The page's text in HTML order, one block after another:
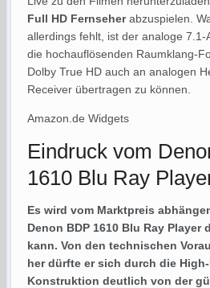
Full HD Fernseherabzuspielen.
allerdings fehlt, ist der analoge 7.1-
die hochauflösenden Raumklang-
Dolby True HD auch an analogen
Receiver übertragen zu können.
Amazon.de Widgets
Eindruck vom
1610 Blu Ray
Es wird vom Marktpreis
Denon BDP 1610 Blu Ray Player
kann. Von den technischen
her dürfte er sich durch die
Konstruktion deutlich von der